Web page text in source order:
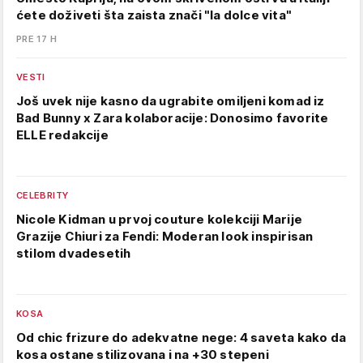
ćete doživeti šta zaista znači "la dolce vita"
PRE 17 H
VESTI
Još uvek nije kasno da ugrabite omiljeni komad iz
Bad Bunny x Zara kolaboracije: Donosimo favorite
ELLE redakcije
CELEBRITY
Nicole Kidman u prvoj couture kolekciji Marije
Grazije Chiuri za Fendi: Moderan look inspirisan
stilom dvadesetih
KOSA
Od chic frizure do adekvatne nege: 4 saveta kako da
kosa ostane stilizovana i na +30 stepeni